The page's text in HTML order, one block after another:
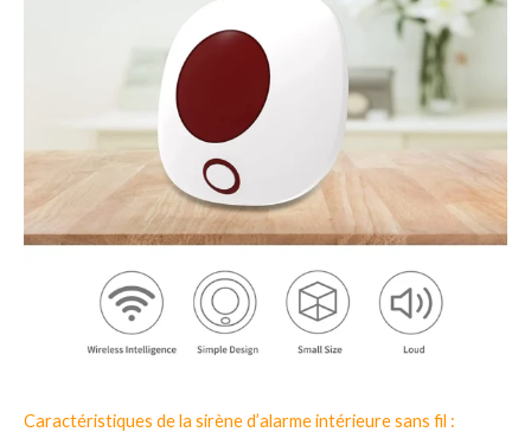
Caractéristiques de la sirène d’alarme intérieure sans fil :